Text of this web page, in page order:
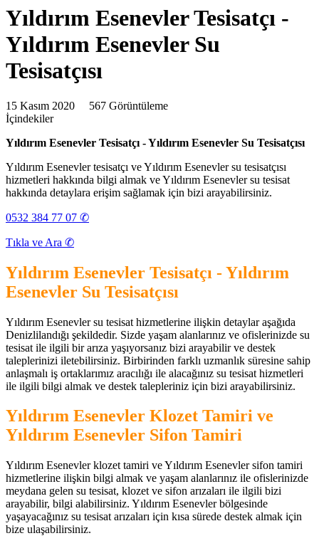
Yıldırım Esenevler Tesisatçı -
Yıldırım Esenevler Su
Tesisatçısı
15 Kasım 2020 567 Görüntüleme
İçindekiler
Yıldırım Esenevler Tesisatçı - Yıldırım Esenevler Su Tesisatçısı
Yıldırım Esenevler tesisatçı ve Yıldırım Esenevler su tesisatçısı
hizmetleri hakkında bilgi almak ve Yıldırım Esenevler su tesisat
hakkında detaylara erişim sağlamak için bizi arayabilirsiniz.
0532 384 77 07 ✆
Tıkla ve Ara ✆
Yıldırım Esenevler Tesisatçı - Yıldırım
Esenevler Su Tesisatçısı
Yıldırım Esenevler su tesisat hizmetlerine ilişkin detaylar aşağıda
Denizlilandığı şekildedir. Sizde yaşam alanlarınız ve ofislerinizde su
tesisat ile ilgili bir arıza yaşıyorsanız bizi arayabilir ve destek
taleplerinizi iletebilirsiniz. Birbirinden farklı uzmanlık süresine sahip
anlaşmalı iş ortaklarımız aracılığı ile alacağınız su tesisat hizmetleri
ile ilgili bilgi almak ve destek talepleriniz için bizi arayabilirsiniz.
Yıldırım Esenevler Klozet Tamiri ve
Yıldırım Esenevler Sifon Tamiri
Yıldırım Esenevler klozet tamiri ve Yıldırım Esenevler sifon tamiri
hizmetlerine ilişkin bilgi almak ve yaşam alanlarınız ile ofislerinizde
meydana gelen su tesisat, klozet ve sifon arızaları ile ilgili bizi
arayabilir, bilgi alabilirsiniz. Yıldırım Esenevler bölgesinde
yaşayacağınız su tesisat arızaları için kısa sürede destek almak için
bize ulaşabilirsiniz.